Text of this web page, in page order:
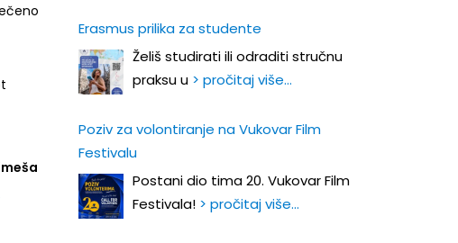
Erasmus prilika za studente
Želiš studirati ili odraditi stručnu
praksu u > pročitaj više…
Poziv za volontiranje na Vukovar Film
Festivalu
Postani dio tima 20. Vukovar Film
Festivala! > pročitaj više…